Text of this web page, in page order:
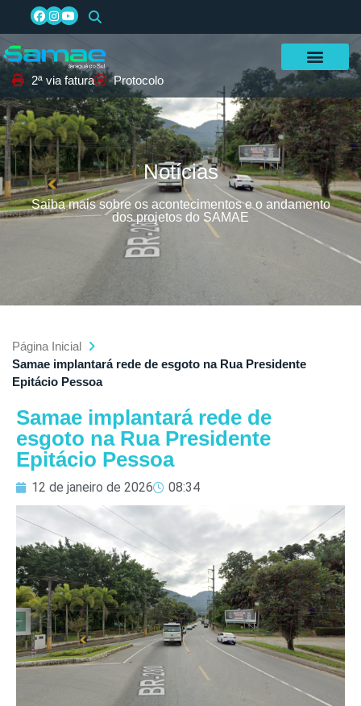
2ª via fatura Protocolo
Notícias
Saiba mais sobre os acontecimentos e o andamento
dos projetos do SAMAE
Página Inicial
Samae implantará rede de esgoto na Rua Presidente
Epitácio Pessoa
Samae implantará rede de
esgoto na Rua Presidente
Epitácio Pessoa
12 de janeiro de 2026 08:34